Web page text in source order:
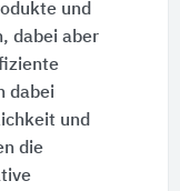
und
dabei aber
dabei
und
die